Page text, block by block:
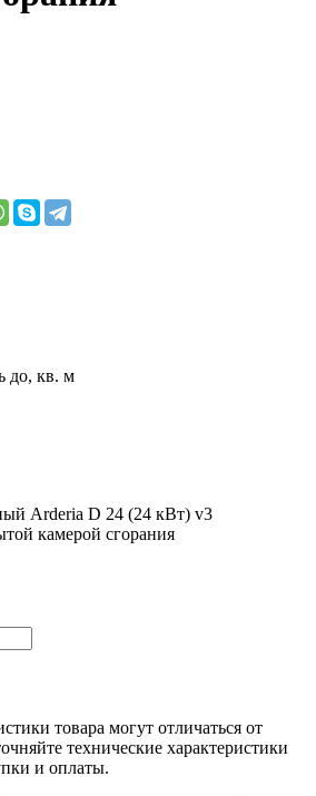
до, кв. м
Arderia D 24 (24 кВт) v3
камерой сгорания
товара могут отличаться от
технические характеристики
и оплаты.